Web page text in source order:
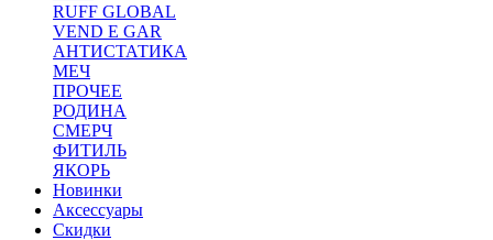
RUFF GLOBAL
VEND E GAR
АНТИСТАТИКА
МЕЧ
ПРОЧЕЕ
РОДИНА
СМЕРЧ
ФИТИЛЬ
ЯКОРЬ
Новинки
Аксессуары
Скидки